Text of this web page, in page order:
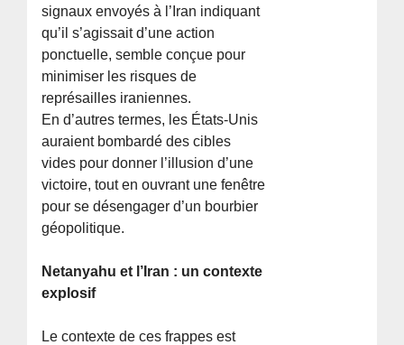
signaux envoyés à l’Iran indiquant
qu’il s’agissait d’une action
ponctuelle, semble conçue pour
minimiser les risques de
représailles iraniennes.
En d’autres termes, les États-Unis
auraient bombardé des cibles
vides pour donner l’illusion d’une
victoire, tout en ouvrant une fenêtre
pour se désengager d’un bourbier
géopolitique.
Netanyahu et l’Iran : un contexte
explosif
Le contexte de ces frappes est